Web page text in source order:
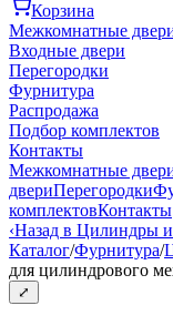
Корзина
Межкомнатные
Входные двери
Перегородки
Фурнитура
Распродажа
Подбор комплектов
Контакты
Межкомнатные
двериПерегородки
комплектовКонтакты
‹Назад в Цилиндры
Каталог/Фурнитура/
для цилиндрового
⤢